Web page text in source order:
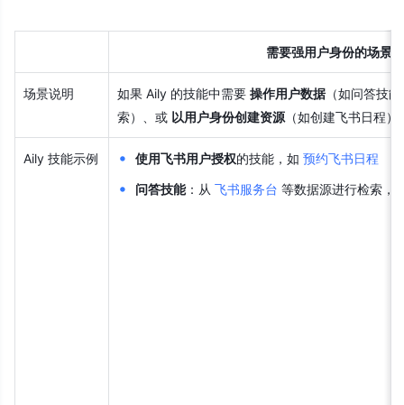
需要强用户身份的场景
场景说明 如果 Aily 的技能中需要 操作用户数据（如问答技
索）、或 以用户身份创建资源 （如创建飞书日程）
Aily 技能示例 使用飞书用户授权的技能，如 预约飞书日程
问答技能：从 飞书服务台 等数据源进行检索，